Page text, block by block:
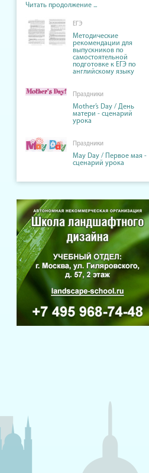
Читать продолжение ...
ЕГЭ
Методические
рекомендации для
выпускников по
самостоятельной
подготовке к ЕГЭ по
английскому языку
Праздники
Mother’s Day / День
матери - сценарий
урока
Праздники
May Day / Первое мая -
сценарий урока